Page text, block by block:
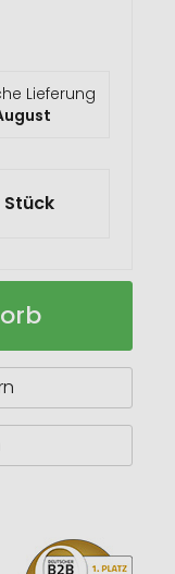
Lieferung
Stück